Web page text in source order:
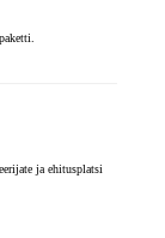
ja ehitusplatsi